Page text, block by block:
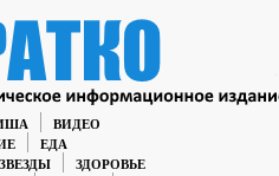
ВИДЕО
ЕДА
ЗВЕЗДЫ
ЗДОРОВЬЕ